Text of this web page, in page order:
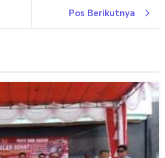
Pos Berikutnya